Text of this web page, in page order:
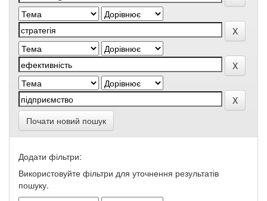
Почати новий пошук
Додати фільтри:
Використовуйте фільтри для уточнення результатів
пошуку.